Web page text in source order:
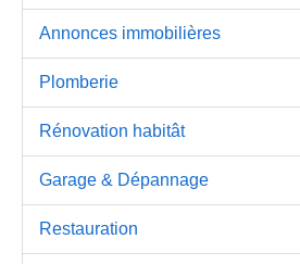
Annonces immobilières
Plomberie
Rénovation habitât
Garage & Dépannage
Restauration